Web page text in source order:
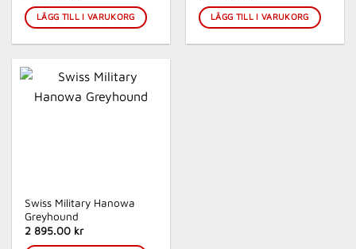
LÄGG TILL I VARUKORG LÄGG TILL I VARUKORG
Swiss Military Hanowa
Greyhound
2 895.00 kr